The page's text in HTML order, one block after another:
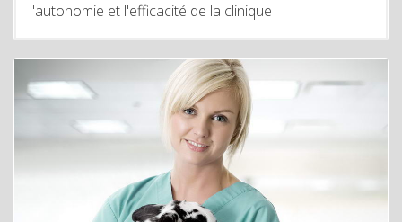
l'autonomie et l'efficacité de la clinique